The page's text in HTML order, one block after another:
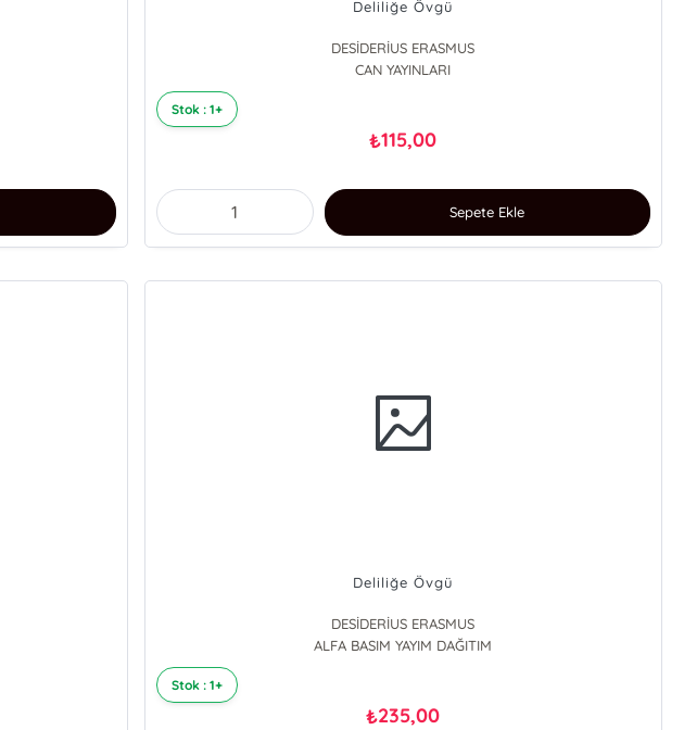
Deliliğe Övgü
DESİDERİUS ERASMUS
CAN YAYINLARI
Stok : 1+
₺115,00
Sepete Ekle
Deliliğe Övgü
DESİDERİUS ERASMUS
ALFA BASIM YAYIM DAĞITIM
Stok : 1+
₺235,00